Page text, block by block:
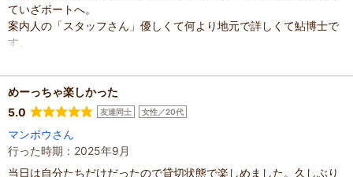
ていざボートへ。
案内人の「スタッフさん」優しくて何より地元で詳しくて鮎博士で
す。
途中カメラマンさんが待っていて下さり写真も撮っていただきま
す。。ある所はサーフィンの様に、ある所は急流すべり・そして岩
を登って◯◯◯（ネタバレなので）最高すぎます。
10月中旬でしたけど快適で水の透明度が驚きです。
同じボートには先日乗られて楽しかったからと高一の息子さんを連
めーっちゃ楽しかった
5.0
友達同士 女性／20代
マンボウさん
行った時期：2025年9月
当日は自分たちだけだったので貸切状態で楽しめました。久しぶり